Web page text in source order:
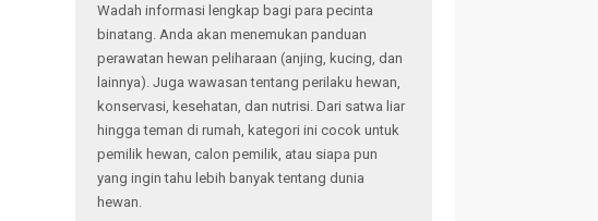
Wadah informasi lengkap bagi para pecinta
binatang. Anda akan menemukan panduan
perawatan hewan peliharaan (anjing, kucing, dan
lainnya). Juga wawasan tentang perilaku hewan,
konservasi, kesehatan, dan nutrisi. Dari satwa liar
hingga teman di rumah, kategori ini cocok untuk
pemilik hewan, calon pemilik, atau siapa pun
yang ingin tahu lebih banyak tentang dunia
hewan.